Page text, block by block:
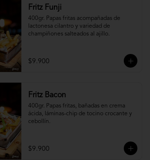
Fritz Funji
400gr. Papas fritas acompañadas de
lactonesa cilantro y variedad de
champiñones salteados al ajillo.
$9.900
Fritz Bacon
400gr. Papas fritas, bañadas en crema
ácida, láminas-chip de tocino crocante y
cebollín.
$9.900